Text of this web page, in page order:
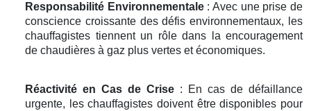
Responsabilité Environnementale: Avec une prise de
conscience croissante des défis environnementaux, les
chauffagistes tiennent un rôle dans la encouragement
de chaudières à gaz plus vertes et économiques.
Réactivité en Cas de Crise : En cas de défaillance
urgente, les chauffagistes doivent être disponibles pour